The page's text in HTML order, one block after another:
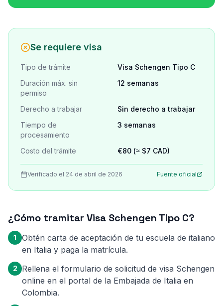
Se requiere visa
Tipo de trámite
Visa Schengen Tipo C
Duración máx. sin
permiso
12 semanas
Derecho a trabajar
Sin derecho a trabajar
Tiempo de
procesamiento
3 semanas
Costo del trámite €80 (≈ $7 CAD)
Verificado el 24 de abril de 2026 Fuente oficial
¿Cómo tramitar Visa Schengen Tipo C?
1
Obtén carta de aceptación de tu escuela de italiano
en Italia y paga la matrícula.
2
Rellena el formulario de solicitud de visa Schengen
online en el portal de la Embajada de Italia en
Colombia.